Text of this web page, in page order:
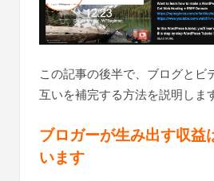
この記事の後半で、ブログとビ
互いを補完する方法を説明しま
ブロガーが生み出す収益
います